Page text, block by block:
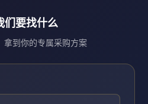
们要找什么
拿到你的专属采购方案